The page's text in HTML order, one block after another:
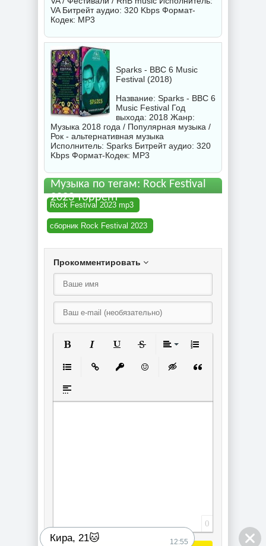
VAБитрейт аудио: 320 Kbps Формат-
Кодек: MP3
Sparks - BBC 6 Music
Festival (2018)
Название: Sparks - BBC 6
Music Festival Год
выхода: 2018 Жанр:
Музыка 2018 года / Популярная музыка /
Рок - альтернативная музыка
Исполнитель: Sparks Битрейт аудио: 320
Kbps Формат-Кодек: MP3
Музыка по тегам: Rock Festival
2023 торрент
Rock Festival 2023 mp3
сборник Rock Festival 2023
Прокомментировать
Вставка спойлера
0
Кира, 21🐱 12:55